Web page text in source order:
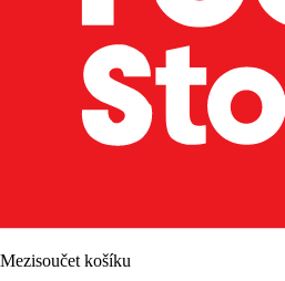
Mezisoučet košíku